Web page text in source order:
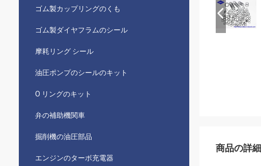
ゴム製カップリングのくも
ゴム製ダイヤフラムのシール
摩耗リング シール
油圧ポンプのシールのキット
O リングのキット
弁の補助機関車
掘削機の油圧部品
エンジンのターボ充電器
商品の詳細